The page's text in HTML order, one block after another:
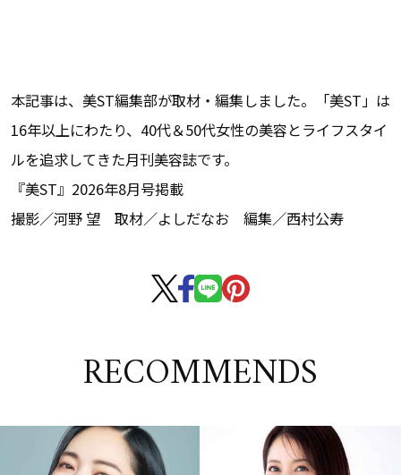
本記事は、美ST編集部が取材・編集しました。「美ST」は
16年以上にわたり、40代＆50代女性の美容とライフスタイ
ルを追求してきた月刊美容誌です。
『美ST』2026年8月号掲載
撮影／河野 望 取材／よしだなお 編集／西村公寿
RECOMMENDS